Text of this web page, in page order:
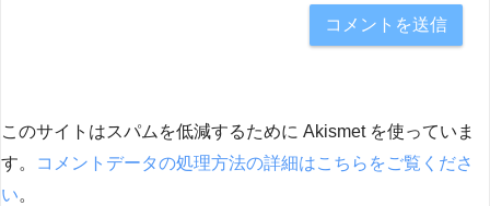
このサイトはスパムを低減するために Akismet を使っていま
す。
コメントデータの処理方法の詳細はこちらをご覧くださ
い。